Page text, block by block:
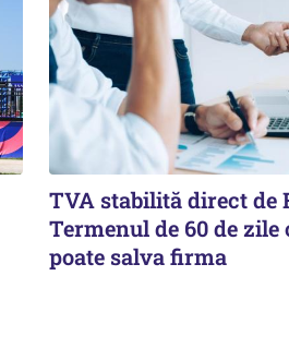
TVA stabilită direct de
Termenul de 60 de zile
poate salva firma